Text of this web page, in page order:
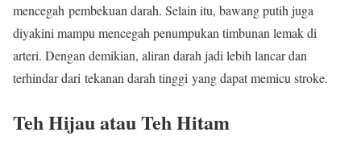
mencegah pembekuan darah. Selain itu, bawang putih juga
diyakini mampu mencegah penumpukan timbunan lemak di
arteri. Dengan demikian, aliran darah jadi lebih lancar dan
terhindar dari tekanan darah tinggi yang dapat memicu stroke.
Teh Hijau atau Teh Hitam